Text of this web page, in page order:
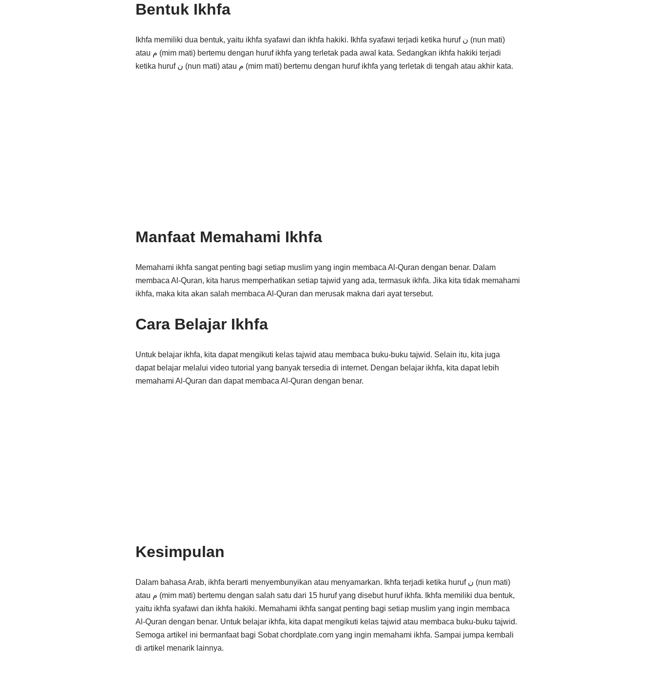
Bentuk Ikhfa
Ikhfa memiliki dua bentuk, yaitu ikhfa syafawi dan ikhfa hakiki. Ikhfa syafawi terjadi ketika huruf ن (nun mati)
atau م (mim mati) bertemu dengan huruf ikhfa yang terletak pada awal kata. Sedangkan ikhfa hakiki terjadi
ketika huruf ن (nun mati) atau م (mim mati) bertemu dengan huruf ikhfa yang terletak di tengah atau akhir kata.
Manfaat Memahami Ikhfa
Memahami ikhfa sangat penting bagi setiap muslim yang ingin membaca Al-Quran dengan benar. Dalam
membaca Al-Quran, kita harus memperhatikan setiap tajwid yang ada, termasuk ikhfa. Jika kita tidak memahami
ikhfa, maka kita akan salah membaca Al-Quran dan merusak makna dari ayat tersebut.
Cara Belajar Ikhfa
Untuk belajar ikhfa, kita dapat mengikuti kelas tajwid atau membaca buku-buku tajwid. Selain itu, kita juga
dapat belajar melalui video tutorial yang banyak tersedia di internet. Dengan belajar ikhfa, kita dapat lebih
memahami Al-Quran dan dapat membaca Al-Quran dengan benar.
Kesimpulan
Dalam bahasa Arab, ikhfa berarti menyembunyikan atau menyamarkan. Ikhfa terjadi ketika huruf ن (nun mati)
atau م (mim mati) bertemu dengan salah satu dari 15 huruf yang disebut huruf ikhfa. Ikhfa memiliki dua bentuk,
yaitu ikhfa syafawi dan ikhfa hakiki. Memahami ikhfa sangat penting bagi setiap muslim yang ingin membaca
Al-Quran dengan benar. Untuk belajar ikhfa, kita dapat mengikuti kelas tajwid atau membaca buku-buku tajwid.
Semoga artikel ini bermanfaat bagi Sobat chordplate.com yang ingin memahami ikhfa. Sampai jumpa kembali
di artikel menarik lainnya.